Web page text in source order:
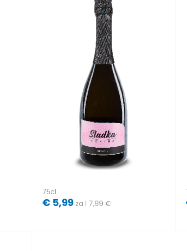
75cl
€ 5,99 za l 7,99 €